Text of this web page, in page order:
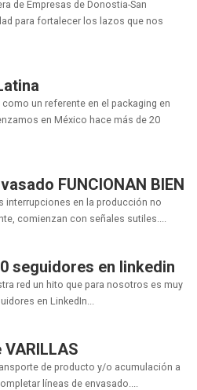
de Empresas de Donostia-San
para fortalecer los lazos que nos
un referente en el packaging en
en México hace más de 20
FUNCIONAN BIEN
interrupciones en la producción no
comienzan con señales sutiles....
seguidores en linkedin
red un hito que para nosotros es muy
en LinkedIn...
de producto y/o acumulación a
líneas de envasado....